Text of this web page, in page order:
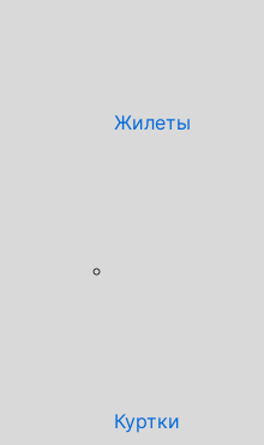
Жилеты
Куртки